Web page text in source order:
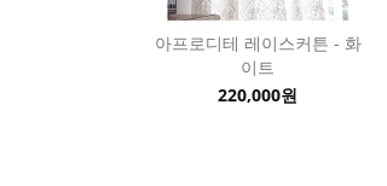
아프로디테 레이스커튼 - 화
이트
220,000원